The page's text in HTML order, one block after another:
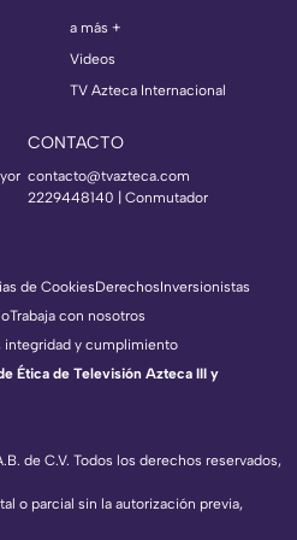
a más +
Videos
TV Azteca Internacional
CONTACTO
contacto@tvazteca.com
2229448140 | Conmutador
de C.V. Todos los derechos reservados,
o parcial sin la autorización previa,
de CookiesDerechosInversionistas
Trabaja con nosotros
integridad y cumplimiento
Ética de Televisión Azteca III y